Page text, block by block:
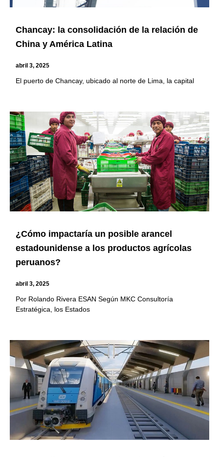
Chancay: la consolidación de la relación de
China y América Latina
abril 3, 2025
El puerto de Chancay, ubicado al norte de Lima, la capital
¿Cómo impactaría un posible arancel
estadounidense a los productos agrícolas
peruanos?
abril 3, 2025
Por Rolando Rivera ESAN Según MKC Consultoría
Estratégica, los Estados